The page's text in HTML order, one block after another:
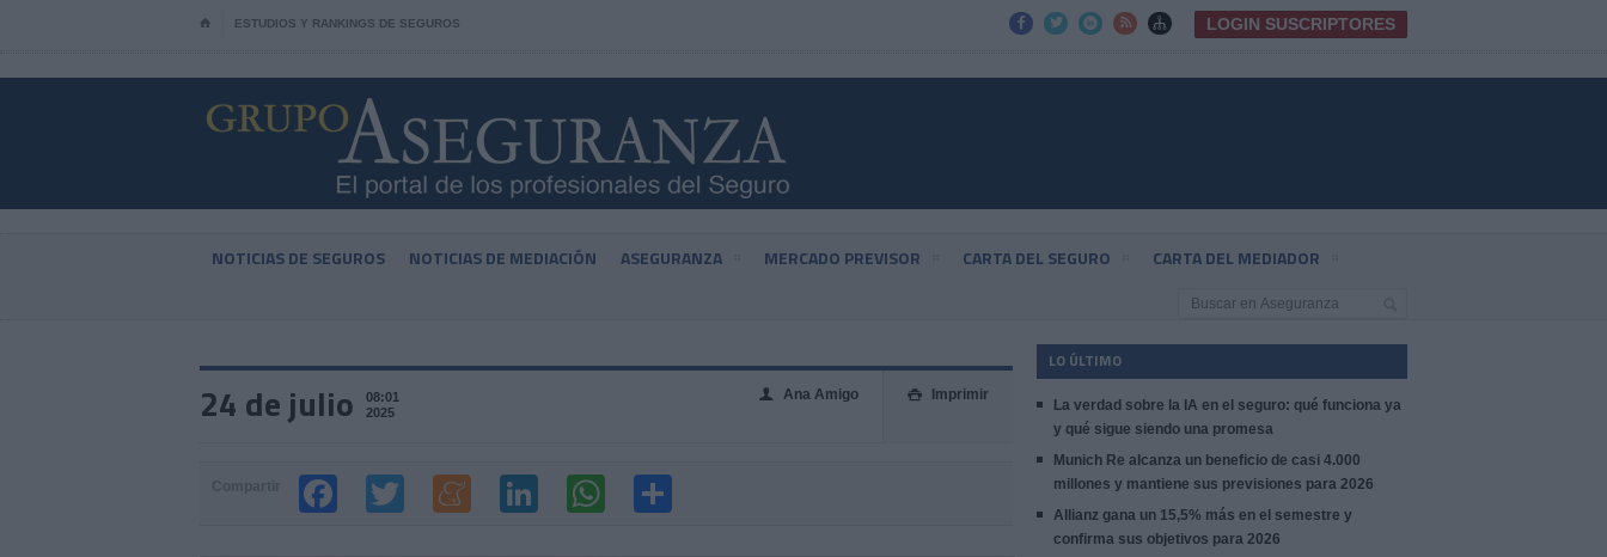
⌂ ESTUDIOS Y RANKINGS DE SEGUROS      LOGIN SUSCRIPTORES
NOTICIAS DE SEGUROS NOTICIAS DE MEDIACIÓN ASEGURANZA MERCADO PREVISOR CARTA DEL SEGURO CARTA DEL MEDIADOR
24 de julio
08:01
2025
 Imprimir
👤 Ana Amigo
LO ÚLTIMO
La verdad sobre la IA en el seguro: qué funciona ya
y qué sigue siendo una promesa
Munich Re alcanza un beneficio de casi 4.000
millones y mantiene sus previsiones para 2026
Allianz gana un 15,5% más en el semestre y
confirma sus objetivos para 2026